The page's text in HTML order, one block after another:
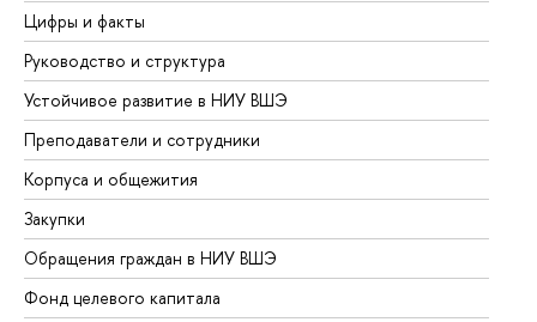
Цифры и факты
Руководство и структура
Устойчивое развитие в НИУ ВШЭ
Преподаватели и сотрудники
Корпуса и общежития
Закупки
Обращения граждан в НИУ ВШЭ
Фонд целевого капитала